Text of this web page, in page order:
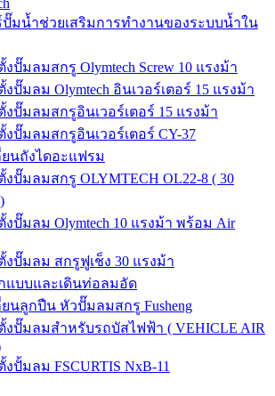
ปั๊มน้ำช่วยเสริมการทำงานของระบบน้ำใน
ปั๊มลมสกรู Olymtech Screw 10 แรงม้า
ปั๊มลม Olymtech อินเวอร์เตอร์ 15 แรงม้า
งปั๊มลมสกรูอินเวอร์เตอร์ 15 แรงม้า
งปั๊มลมสกรูอินเวอร์เตอร์ CY-37
ยนถังไดอะแฟรม
งปั๊มลมสกรู OLYMTECH OL22-8 ( 30
งปั๊มลม Olymtech 10 แรงม้า พร้อม Air
งปั๊มลม สกรูฟูเช็ง 30 แรงม้า
แบบและเดินท่อลมอัด
ยนลูกปืน หัวปั๊มลมสกรู Fusheng
งปั๊มลมสำหรับรถบัสไฟฟ้า ( VEHICLE AIR
ปั้มลม FSCURTIS NxB-11